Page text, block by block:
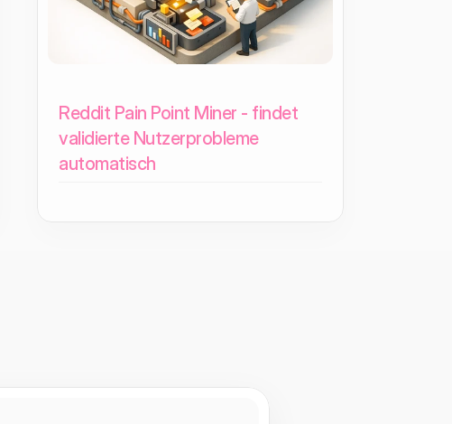
Reddit Pain Point Miner - findet
validierte Nutzerprobleme
automatisch